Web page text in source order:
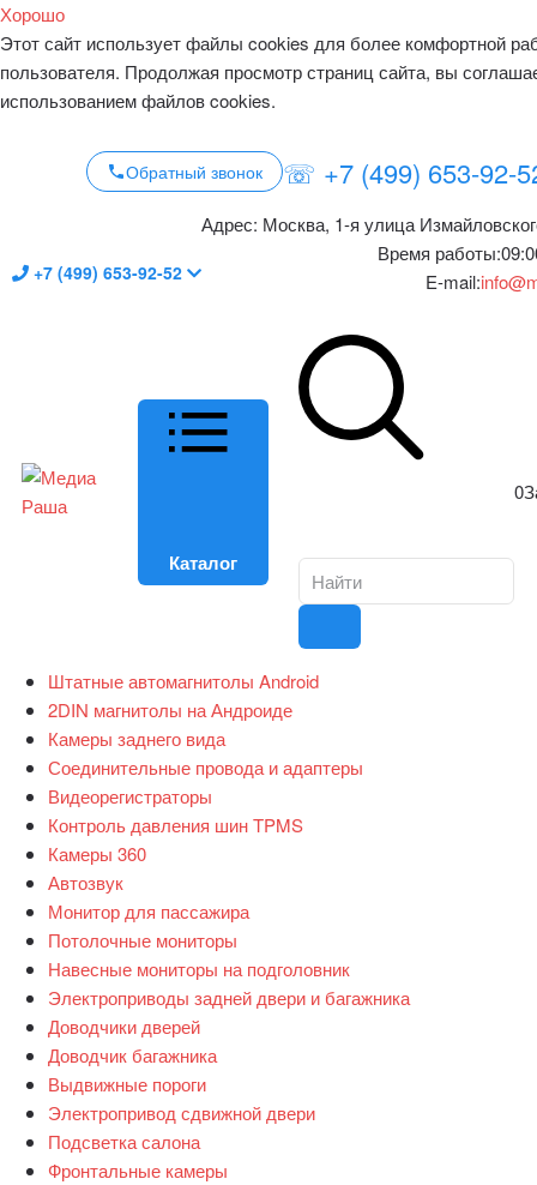
Хорошо
Этот сайт использует файлы cookies для более комфортной
пользователя. Продолжая просмотр страниц сайта, вы
использованием файлов cookies.
Обратный звонок ☏ +7 (499) 653-92-
+7 (499) 653-92-52
Адрес: Москва, 1-я улица
Время работы:
E-mail:
Каталог
0
Штатные автомагнитолы Android
2DIN магнитолы на Андроиде
Камеры заднего вида
Соединительные провода и адаптеры
Видеорегистраторы
Контроль давления шин TPMS
Камеры 360
Автозвук
Монитор для пассажира
Потолочные мониторы
Навесные мониторы на подголовник
Электроприводы задней двери и багажника
Доводчики дверей
Доводчик багажника
Выдвижные пороги
Электропривод сдвижной двери
Подсветка салона
Фронтальные камеры